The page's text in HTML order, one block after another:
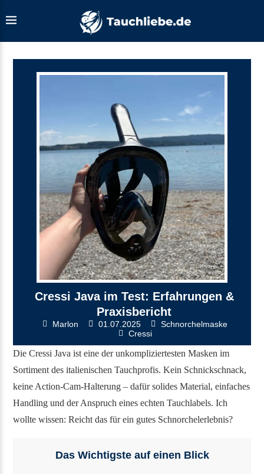
Cressi Java im Test: Erfahrungen &
Praxisbericht
Marlon 01.07.2025
Schnorchelmaske
Cressi
Die Cressi Java ist eine der unkompliziertesten Masken im
Sortiment des italienischen Tauchprofis. Kein Schnickschnack,
keine Action-Cam-Halterung – dafür solides Material, einfaches
Handling und der Anspruch eines echten Tauchlabels. Ich
wollte wissen: Reicht das für ein gutes Schnorchelerlebnis?
Das Wichtigste auf einen Blick